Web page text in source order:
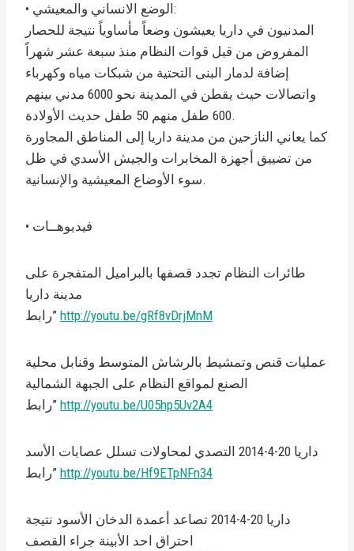
• الوضع الانساني والمعيشي:
المدنيون في داريا يعيشون وضعاً مأساوياً نتيجة للحصار
المفروض من قبل قوات النظام منذ سبعة عشر شهراً
إضافة لدمار البنى التحتية من شبكات مياه وكهرباء
واتصالات حيث يقطن في المدينة نحو 6000 مدني بينهم
600 طفل منهم 50 طفل حديث الأولادة.
كما يعاني النازحين من مدينة داريا إلى المناطق المجاورة
من تضييق أجهزة المخابرات والجيش الأسدي في ظل
سوء الأوضاع المعيشية والإنسانية.
طائرات النظام تجدد قصفها بالبراميل المتفجرة على
مدينة داريا
رابط” http://youtu.be/gRf8vDrjMnM
عمليات قنص وتمشيط بالرشاش المتوسط وقنابل محلية
الصنع لمواقع النظام على الجبهة الشمالية
رابط” http://youtu.be/U05hp5Uv2A4
داريا 20-4-2014 التصدي لمحاولات تسلل عصابات الأسد
رابط” http://youtu.be/Hf9ETpNFn34
داريا 20-4-2014 تصاعد أعمدة الدخان الأسود نتيجة
احتراق احد الأبينة جراء القصف